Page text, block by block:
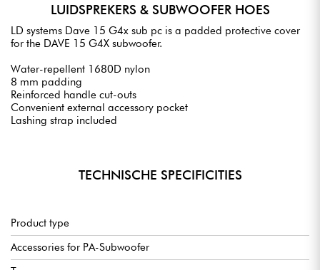
LUIDSPREKERS & SUBWOOFER HOES
LD systems Dave 15 G4x sub pc is a padded protective cover
for the DAVE 15 G4X subwoofer.
Water-repellent 1680D nylon
8 mm padding
Reinforced handle cut-outs
Convenient external accessory pocket
Lashing strap included
TECHNISCHE SPECIFICITIES
Product type
Accessories for PA-Subwoofer